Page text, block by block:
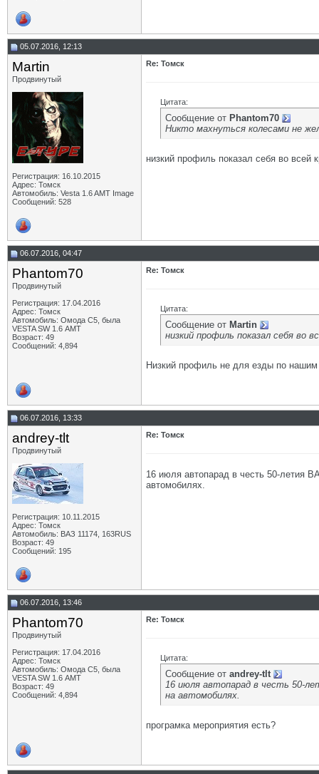
05.07.2016, 12:13
Martin
Продвинутый
Регистрация: 16.10.2015
Адрес: Томск
Автомобиль: Vesta 1.6 AMT Image
Сообщений: 528
Re: Томск
Цитата:
Сообщение от Phantom70
Никто махнуться колесами не
низкий профиль показал себя во всей
06.07.2016, 04:47
Phantom70
Продвинутый
Регистрация: 17.04.2016
Адрес: Томск
Автомобиль: Омода С5, была
VESTA SW 1.6 АМТ
Возраст: 49
Сообщений: 4,894
Re: Томск
Цитата:
Сообщение от Martin
низкий профиль показал себя во
Низкий профиль не для езды по
06.07.2016, 13:33
andrey-tlt
Продвинутый
Регистрация: 10.11.2015
Адрес: Томск
Автомобиль: ВАЗ 11174, 163RUS
Возраст: 49
Сообщений: 195
Re: Томск
16 июля автопарад в честь 50-летия
автомобилях.
06.07.2016, 13:46
Phantom70
Продвинутый
Регистрация: 17.04.2016
Адрес: Томск
Автомобиль: Омода С5, была
VESTA SW 1.6 АМТ
Возраст: 49
Сообщений: 4,894
Re: Томск
Цитата:
Сообщение от andrey-tlt
16 июля автопарад в честь 50-
на автомобилях.
програмка мероприятия есть?